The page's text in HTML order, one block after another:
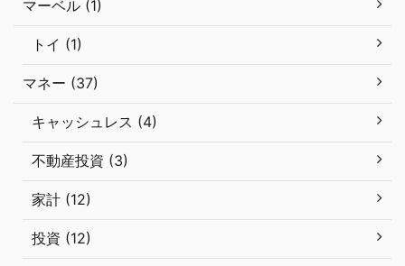
マーベル (1)
トイ (1)
マネー (37)
キャッシュレス (4)
不動産投資 (3)
家計 (12)
投資 (12)